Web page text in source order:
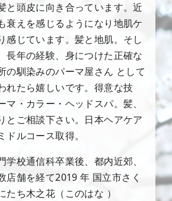
と頭皮に向き合っています。近
衰えを感じるようになり地肌ケ
感じています。髪と地肌。そし
長年の経験、身につけた正確な
の馴染みのパーマ屋さん として
れたら嬉しいです。得意な技
マ・カラー・ヘッドスパ。髪、
とご相談下さい。日本ヘアケア
ルコース取得。
学校通信科卒業後、都内近郊、
店舗を経て2019 年 国立市さく
たち木之花（このはな ）